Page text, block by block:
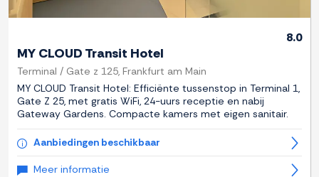
8.0
MY CLOUD Transit Hotel
Terminal / Gate z 125, Frankfurt am Main
MY CLOUD Transit Hotel: Efficiënte tussenstop in Terminal 1,
Gate Z 25, met gratis WiFi, 24-uurs receptie en nabij
Gateway Gardens. Compacte kamers met eigen sanitair.
Aanbiedingen beschikbaar
Meer informatie